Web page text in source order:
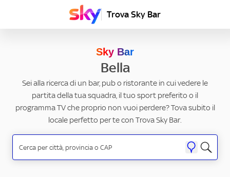
Trova Sky Bar
Sky Bar
Bella
Sei alla ricerca di un bar, pub o ristorante in cui vedere le
partita della tua squadra, il tuo sport preferito o il
programma TV che proprio non vuoi perdere? Tova subito il
locale perfetto per te con Trova Sky Bar.